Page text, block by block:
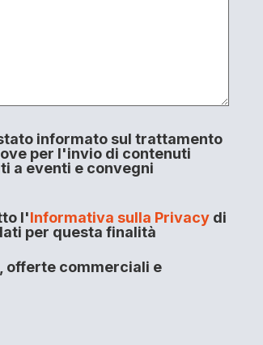
informato sul trattamento
per l'invio di contenuti
a eventi e convegni
l'Informativa sulla Privacydi
per questa finalità
offerte commerciali e